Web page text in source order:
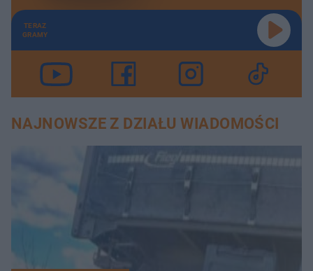
TERAZ
GRAMY
NAJNOWSZE Z DZIAŁU WIADOMOŚCI